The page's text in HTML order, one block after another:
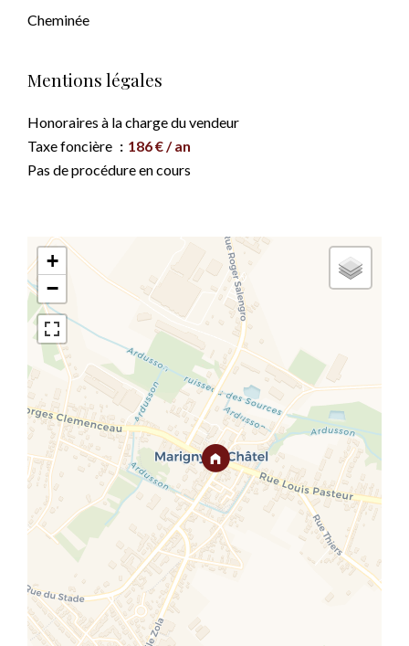
Cheminée
Mentions légales
Honoraires à la charge du vendeur
Taxe foncière
186 € / an
Pas de procédure en cours
+
−